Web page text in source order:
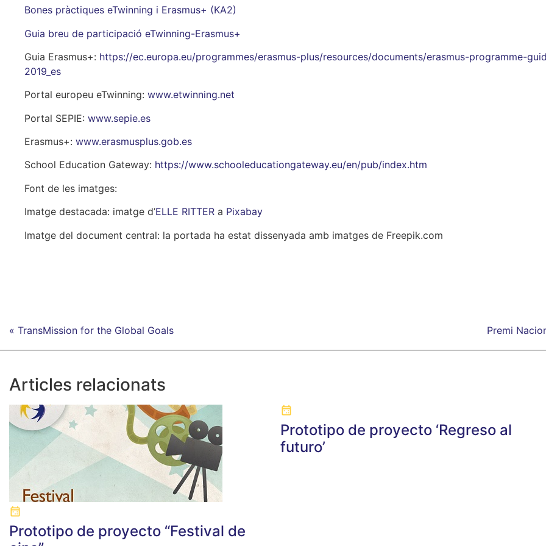
Bones pràctiques eTwinning i Erasmus+ (KA2)
Guia breu de participació eTwinning-Erasmus+
Guia Erasmus+: https://ec.europa.eu/programmes/erasmus-plus/resources/documents/erasmus-programme-
2019_es
Portal europeu eTwinning: www.etwinning.net
Portal SEPIE: www.sepie.es
Erasmus+: www.erasmusplus.gob.es
School Education Gateway: https://www.schooleducationgateway.eu/en/pub/index.htm
Font de les imatges:
Imatge destacada: imatge d’ELLE RITTER a Pixabay
Imatge del document central: la portada ha estat dissenyada amb imatges de Freepik.com
« TransMission for the Global Goals Premi
Articles relacionats
Prototipo de proyecto “Festival de
Prototipo de proyecto ‘Regreso al
futuro’